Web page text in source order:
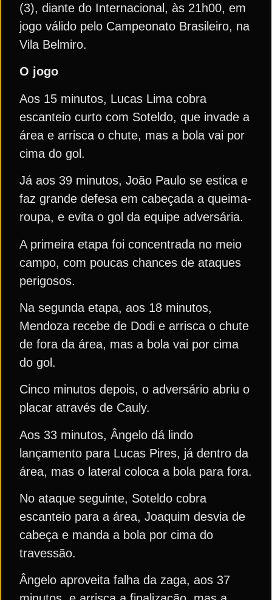
(3), diante do Internacional, às 21h00, em
jogo válido pelo Campeonato Brasileiro, na
Vila Belmiro.
O jogo
Aos 15 minutos, Lucas Lima cobra
escanteio curto com Soteldo, que invade a
área e arrisca o chute, mas a bola vai por
cima do gol.
Já aos 39 minutos, João Paulo se estica e
faz grande defesa em cabeçada a queima-
roupa, e evita o gol da equipe adversária.
A primeira etapa foi concentrada no meio
campo, com poucas chances de ataques
perigosos.
Na segunda etapa, aos 18 minutos,
Mendoza recebe de Dodi e arrisca o chute
de fora da área, mas a bola vai por cima
do gol.
Cinco minutos depois, o adversário abriu o
placar através de Cauly.
Aos 33 minutos, Ângelo dá lindo
lançamento para Lucas Pires, já dentro da
área, mas o lateral coloca a bola para fora.
No ataque seguinte, Soteldo cobra
escanteio para a área, Joaquim desvia de
cabeça e manda a bola por cima do
travessão.
Ângelo aproveita falha da zaga, aos 37